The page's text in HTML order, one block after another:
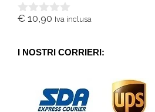
0
5
€ 10,90 Iva inclusa
I NOSTRI CORRIERI: